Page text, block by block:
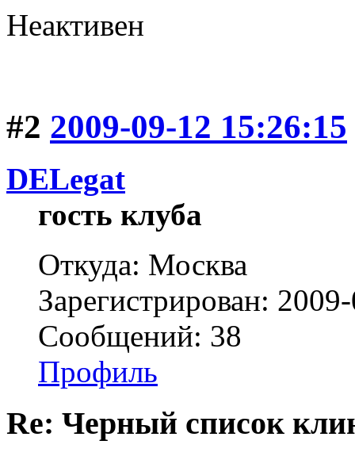
Неактивен
#2 2009-09-12 15:26:15
DELegat
гость клуба
Откуда: Москва
Зарегистрирован:
Сообщений: 38
Профиль
Re: Черный список